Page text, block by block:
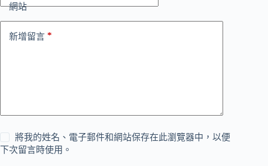
網站
新增留言 *
將我的姓名、電子郵件和網站保存在此瀏覽器中，以便
下次留言時使用。